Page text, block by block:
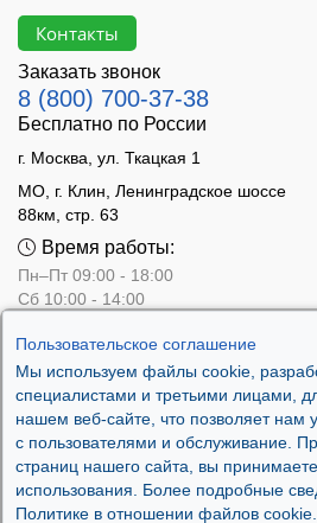
Пользовательское соглашение
Мы используем файлы cookie,
специалистами и третьими лицами,
нашем веб-сайте, что позволяет нам
с пользователями и обслуживание.
страниц нашего сайта, вы
использования. Более подробные
Политике в отношении файлов cookie.
Контакты
Заказать звонок
8 (800) 700-37-38
Бесплатно по России
г. Москва, ул. Ткацкая 1
МО, г. Клин, Ленинградское шоссе
88км, стр. 63
Время работы:
Пн–Пт 09:00 - 18:00
Сб 10:00 - 14:00